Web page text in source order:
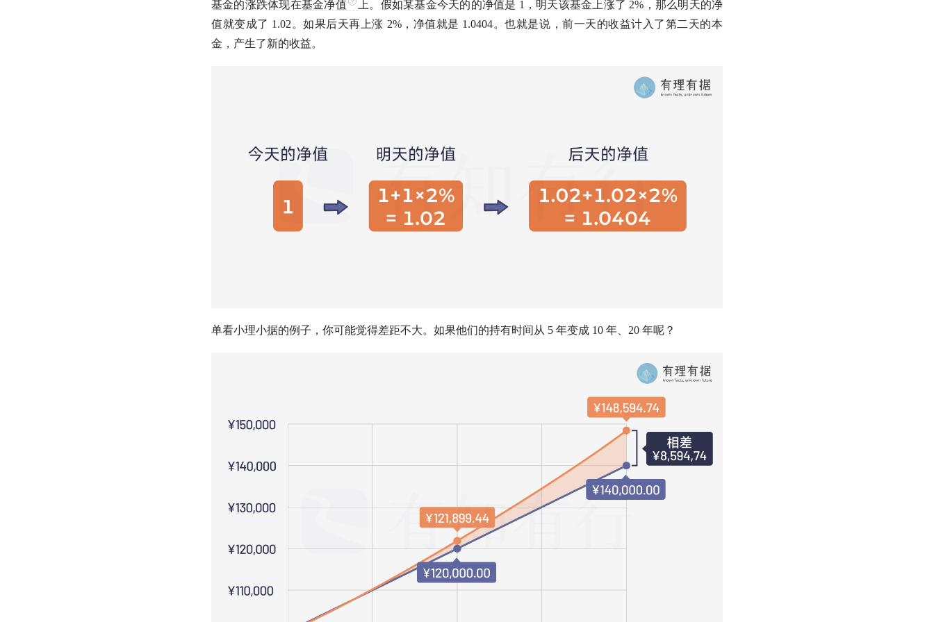
基金的涨跌体现在基金净值
上。假如某基金今天的的净值是 1，明天该基金上涨了 2%，那么明天的净
值就变成了 1.02。如果后天再上涨 2%，净值就是 1.0404。也就是说，前一天的收益计入了第二天的本
金，产生了新的收益。
单看小理小据的例子，你可能觉得差距不大。如果他们的持有时间从 5 年变成 10 年、20 年呢？